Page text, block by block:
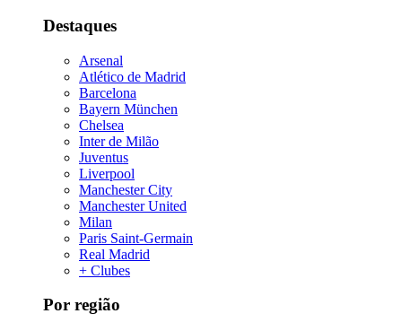
Destaques
Arsenal
Atlético de Madrid
Barcelona
Bayern München
Chelsea
Inter de Milão
Juventus
Liverpool
Manchester City
Manchester United
Milan
Paris Saint-Germain
Real Madrid
+ Clubes
Por região